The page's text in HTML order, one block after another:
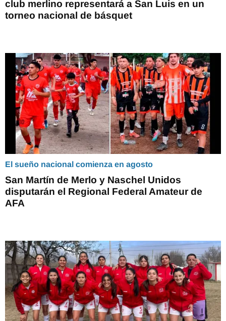
club merlino representará a San Luis en un
torneo nacional de básquet
El sueño nacional comienza en agosto
San Martín de Merlo y Naschel Unidos
disputarán el Regional Federal Amateur de
AFA